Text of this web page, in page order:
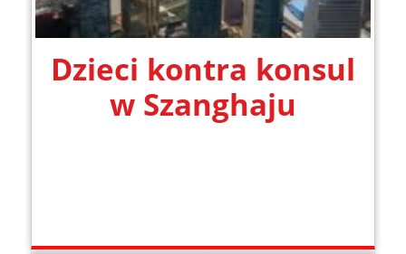
Dzieci kontra konsul
w Szanghaju